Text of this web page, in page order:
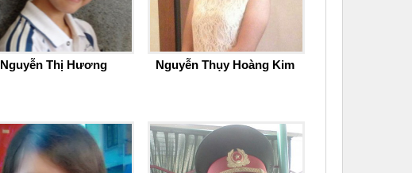
Nguyễn Thị Hương Nguyễn Thụy Hoàng Kim